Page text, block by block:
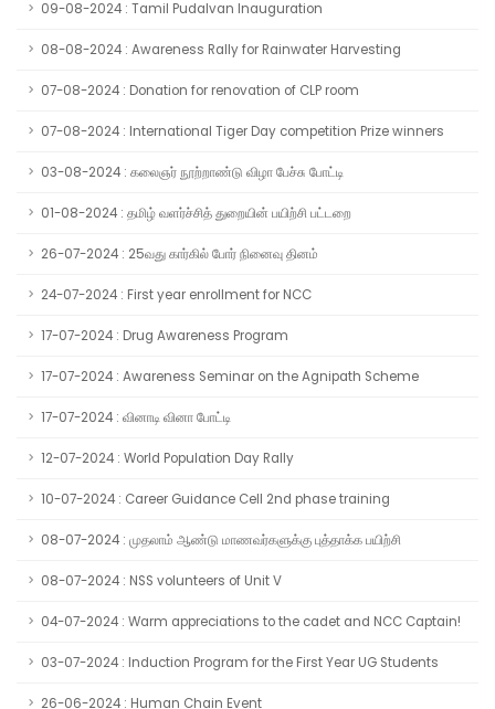
09-08-2024 : Tamil Pudalvan Inauguration
08-08-2024 : Awareness Rally for Rainwater Harvesting
07-08-2024 : Donation for renovation of CLP room
07-08-2024 : International Tiger Day competition Prize winners
03-08-2024 : கலைஞர் நூற்றாண்டு விழா பேச்சு போட்டி
01-08-2024 : தமிழ் வளர்ச்சித் துறையின் பயிற்சி பட்டறை
26-07-2024 : 25வது கார்கில் போர் நினைவு தினம்
24-07-2024 : First year enrollment for NCC
17-07-2024 : Drug Awareness Program
17-07-2024 : Awareness Seminar on the Agnipath Scheme
17-07-2024 : வினாடி வினா போட்டி
12-07-2024 : World Population Day Rally
10-07-2024 : Career Guidance Cell 2nd phase training
08-07-2024 : முதலாம் ஆண்டு மாணவர்களுக்கு புத்தாக்க பயிற்சி
08-07-2024 : NSS volunteers of Unit V
04-07-2024 : Warm appreciations to the cadet and NCC Captain!
03-07-2024 : Induction Program for the First Year UG Students
26-06-2024 : Human Chain Event